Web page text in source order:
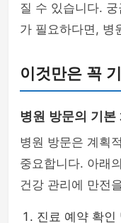
질 수 있습니다.
가 필요하다면, 병
이것만은 꼭
병원 방문의 기본
병원 방문은 계획
중요합니다. 아래
건강 관리에 만전
진료 예약 확인